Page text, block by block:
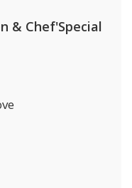
& Chef'Special